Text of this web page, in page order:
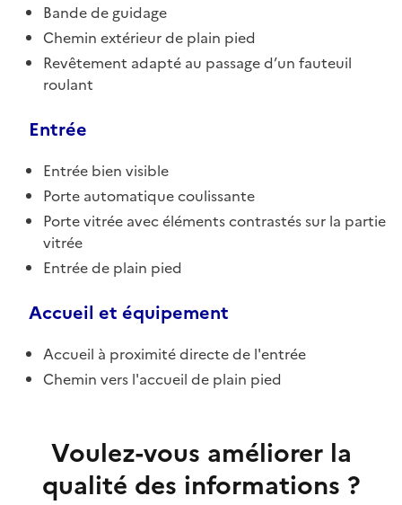
Bande de guidage
Chemin extérieur de plain pied
Revêtement adapté au passage d’un fauteuil
roulant
Entrée
Entrée bien visible
Porte automatique coulissante
Porte vitrée avec éléments contrastés sur la partie
vitrée
Entrée de plain pied
Accueil et équipement
Accueil à proximité directe de l'entrée
Chemin vers l'accueil de plain pied
Voulez-vous améliorer la
qualité des informations ?